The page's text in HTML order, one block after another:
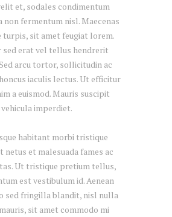
et, sodales condimentum
non fermentum nisl. Maecenas
turpis, sit amet feugiat lorem.
sed erat vel tellus hendrerit
arcu tortor, sollicitudin ac
iaculis lectus. Ut efficitur
a euismod. Mauris suscipit
vehicula imperdiet.
habitant morbi tristique
netus et malesuada fames ac
Ut tristique pretium tellus,
est vestibulum id. Aenean
sed fringilla blandit, nisl nulla
sit amet commodo mi